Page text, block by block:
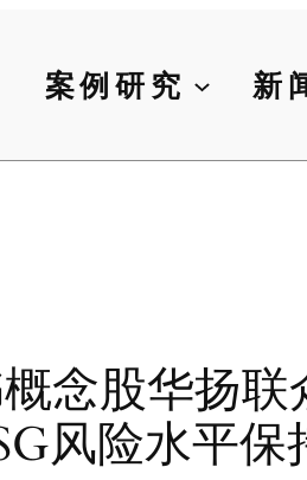
案例研究 新
念股华扬
风险水平保